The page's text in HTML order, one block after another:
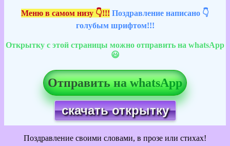
Меню в самом низу 👇!!! Поздравление написано 👇
голубым шрифтом!!!
Открытку с этой страницы можно отправить на whatsApp
😃
Отправить на whatsApp
скачать открытку
Поздравление своими словами, в прозе или стихах!